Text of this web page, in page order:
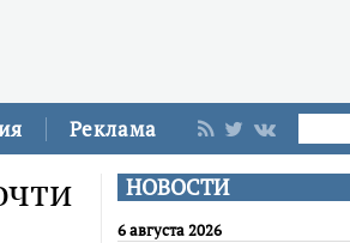
Реклама
НОВОСТИ
6 августа 2026